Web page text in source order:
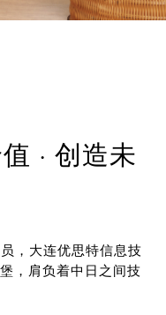
· 创造未
，大连优思特信息技
，肩负着中日之间技